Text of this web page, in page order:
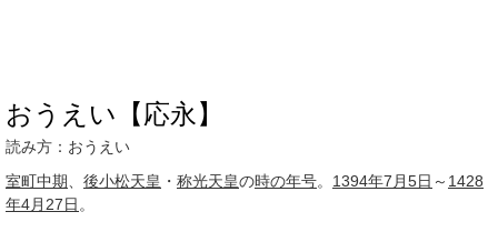
おうえい【応永】
読み方：おうえい
室町中期 後小松天皇 ・ 称光天皇の時の年号。 1394年7月5日 ～ 1428
年4月27日 。